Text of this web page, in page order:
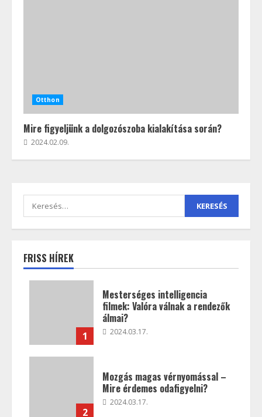
Otthon
Mire figyeljünk a dolgozószoba kialakítása során?
2024.02.09.
FRISS HÍREK
1
Mesterséges intelligencia
filmek: Valóra válnak a rendezők
álmai?
2024.03.17.
2
Mozgás magas vérnyomással –
Mire érdemes odafigyelni?
2024.03.17.